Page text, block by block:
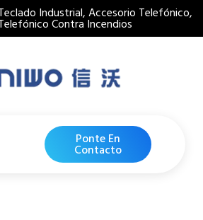
Industrial, Accesorio Telefónico,
Contra Incendios
Ponte En
Contacto